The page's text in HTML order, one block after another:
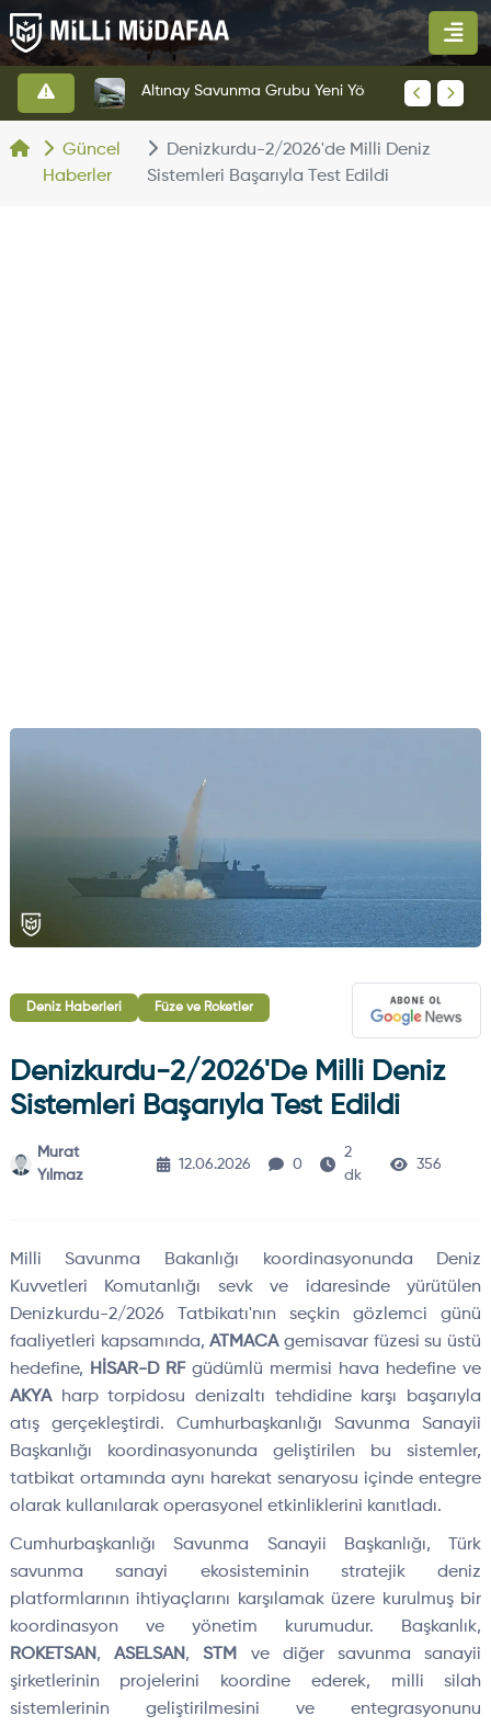
Güncel
Haberler
Denizkurdu-2/2026'de Milli Deniz
Sistemleri Başarıyla Test Edildi
Deniz Haberleri Füze ve Roketler
Denizkurdu-2/2026'de Milli Deniz
Sistemleri Başarıyla Test Edildi
Murat
Yılmaz
12.06.2026 0
2
dk
356
Milli Savunma Bakanlığı koordinasyonunda Deniz
Kuvvetleri Komutanlığı sevk ve idaresinde yürütülen
Denizkurdu-2/2026 Tatbikatı'nın seçkin gözlemci günü
faaliyetleri kapsamında,ATMACAgemisavar füzesi su üstü
hedefine,
HİSAR-D RFgüdümlü mermisi hava hedefine ve
AKYAharp torpidosu denizaltı tehdidine karşı başarıyla
atış gerçekleştirdi. Cumhurbaşkanlığı Savunma Sanayii
Başkanlığı koordinasyonunda geliştirilen bu sistemler,
tatbikat ortamında aynı harekat senaryosu içinde entegre
olarak kullanılarak operasyonel etkinliklerini kanıtladı.
Cumhurbaşkanlığı Savunma Sanayii Başkanlığı, Türk
savunma sanayi ekosisteminin stratejik deniz
platformlarının ihtiyaçlarını karşılamak üzere kurulmuş bir
koordinasyon ve yönetim kurumudur. Başkanlık,
ROKETSAN,ASELSAN,STM
ve diğer savunma sanayii
şirketlerinin projelerini koordine ederek, milli silah
sistemlerinin geliştirilmesini ve entegrasyonunu